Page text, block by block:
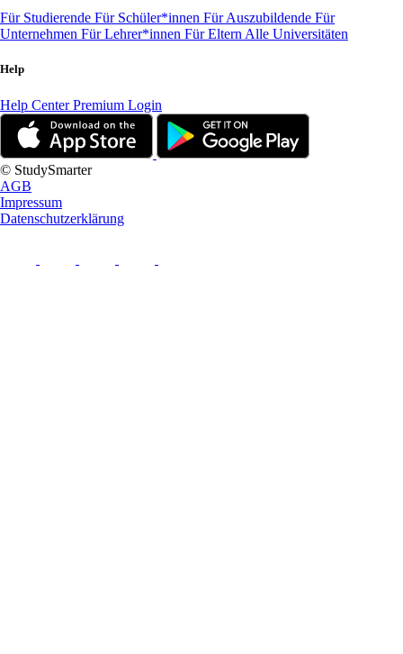
Für Studierende Für Schüler*innen Für Auszubildende Für
Unternehmen Für Lehrer*innen Für Eltern Alle Universitäten
Help
Help CenterPremium Login
© StudySmarter
AGB
Impressum
Datenschutzerklärung